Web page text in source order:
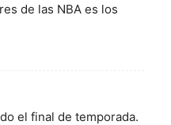
de las NBA es los
el final de temporada.